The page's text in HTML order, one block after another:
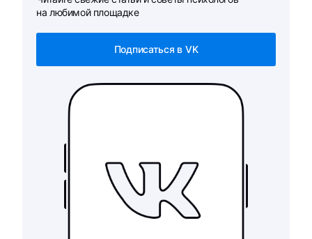
на любимой площадке
Подписаться в VK